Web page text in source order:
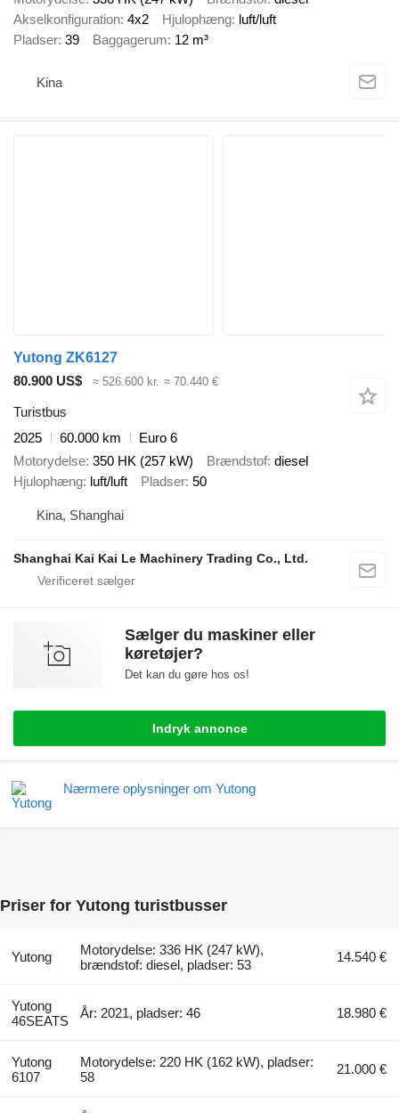
Akselkonfiguration 4x2 Hjulophæng luft/luft
Pladser 39 Baggagerum 12 m³
Kina
Yutong ZK6127
80.900 US$
≈ 526.600 kr. ≈ 70.440 €
Turistbus
2025
60.000 km
Euro 6
Motorydelse 350 HK (257 kW) Brændstof diesel
Hjulophæng luft/luft Pladser 50
Kina, Shanghai
Shanghai Kai Kai Le Machinery Trading Co., Ltd.
Sælger du maskiner eller
køretøjer?
Det kan du gøre hos os!
Indryk annonce
Nærmere oplysninger om Yutong
Priser for Yutong turistbusser
Yutong
Motorydelse: 336 HK (247 kW),
brændstof: diesel, pladser: 53
14.540 €
Yutong
46SEATS
År: 2021, pladser: 46 18.980 €
Yutong
6107
Motorydelse: 220 HK (162 kW), pladser:
58
21.000 €